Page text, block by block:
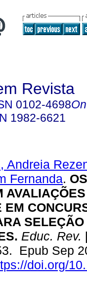
Revista
0102-4698
1982-6621
Andreia
Fernanda.
EM
SELEÇÃO
Educ. Rev.
Epub Sep
doi.org/